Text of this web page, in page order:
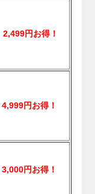
2,499円お得！
4,999円お得！
3,000円お得！